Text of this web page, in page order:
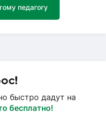
педагогу
быстро дадут на
бесплатно!